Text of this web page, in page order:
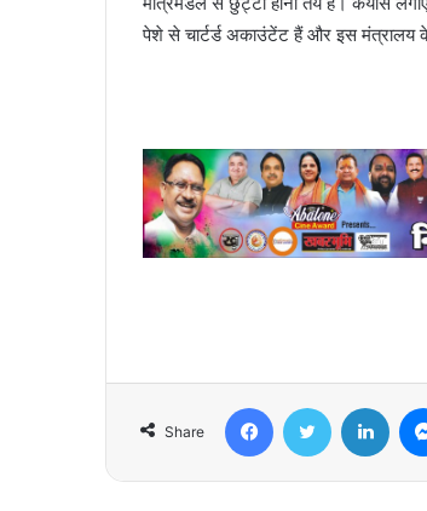
पेशे से चार्टर्ड अकाउंटेंट हैं और इस मंत्रालय
Share